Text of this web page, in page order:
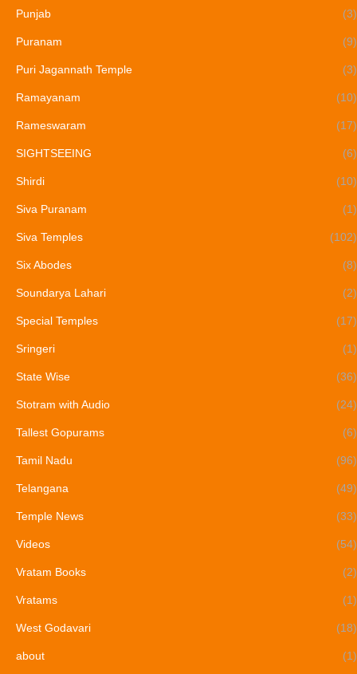
Punjab (3)
Puranam (9)
Puri Jagannath Temple (3)
Ramayanam (10)
Rameswaram (17)
SIGHTSEEING (6)
Shirdi (10)
Siva Puranam (1)
Siva Temples (102)
Six Abodes (8)
Soundarya Lahari (2)
Special Temples (17)
Sringeri (1)
State Wise (36)
Stotram with Audio (24)
Tallest Gopurams (6)
Tamil Nadu (96)
Telangana (49)
Temple News (33)
Videos (54)
Vratam Books (2)
Vratams (1)
West Godavari (18)
about (1)